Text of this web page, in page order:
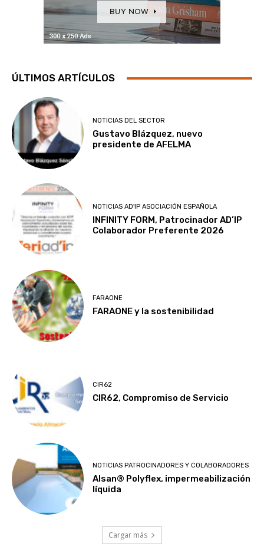
ÚLTIMOS ARTÍCULOS
NOTICIAS DEL SECTOR
Gustavo Blázquez, nuevo
presidente de AFELMA
NOTICIAS AD'IP ASOCIACIÓN ESPAÑOLA
INFINITY FORM, Patrocinador AD’IP
Colaborador Preferente 2026
FARAONE
FARAONE y la sostenibilidad
CIR62
CIR62, Compromiso de Servicio
NOTICIAS PATROCINADORES Y COLABORADORES
Alsan® Polyflex, impermeabilización
líquida
Cargar más